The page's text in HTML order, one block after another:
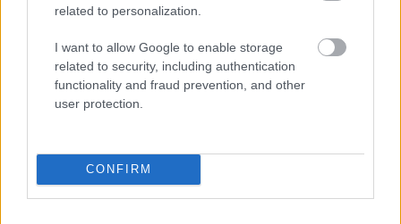
related to personalization.
I want to allow Google to enable storage
related to security, including authentication
functionality and fraud prevention, and other
user protection.
CONFIRM